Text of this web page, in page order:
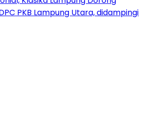
PKB Lampung Utara, didampingi